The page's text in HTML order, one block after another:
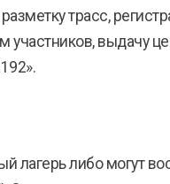
трасс,
участников, выдачу
либо могут